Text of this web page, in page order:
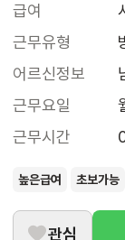
급여
근무유형
어르신정보
근무요일
근무시간
높은급여 초보가능
관심